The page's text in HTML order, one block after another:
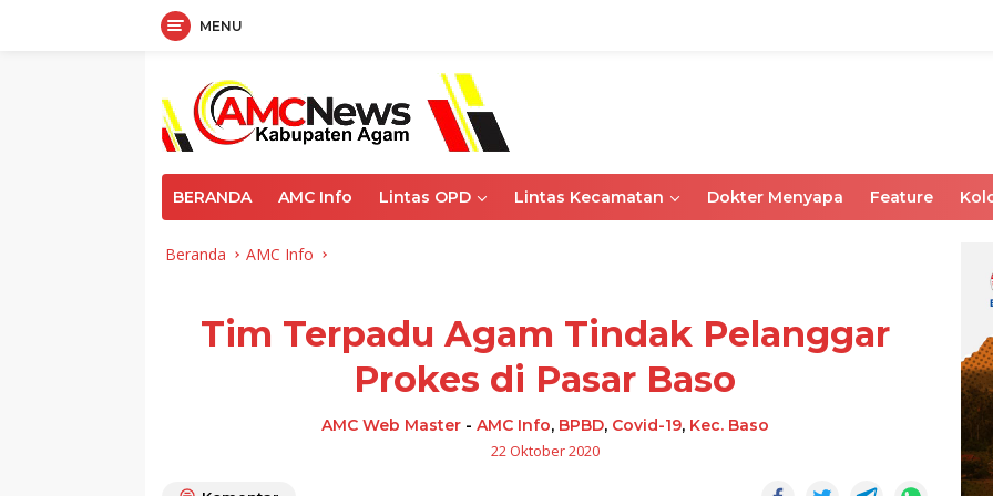
MENU
BERANDA AMC Info Lintas OPD Lintas Kecamatan Dokter Menyapa Feature
Beranda AMC Info
Tim Terpadu Agam Tindak Pelanggar
Prokes di Pasar Baso
AMC Web Master- AMC Info, BPBD, Covid-19, Kec. Baso
22 Oktober 2020